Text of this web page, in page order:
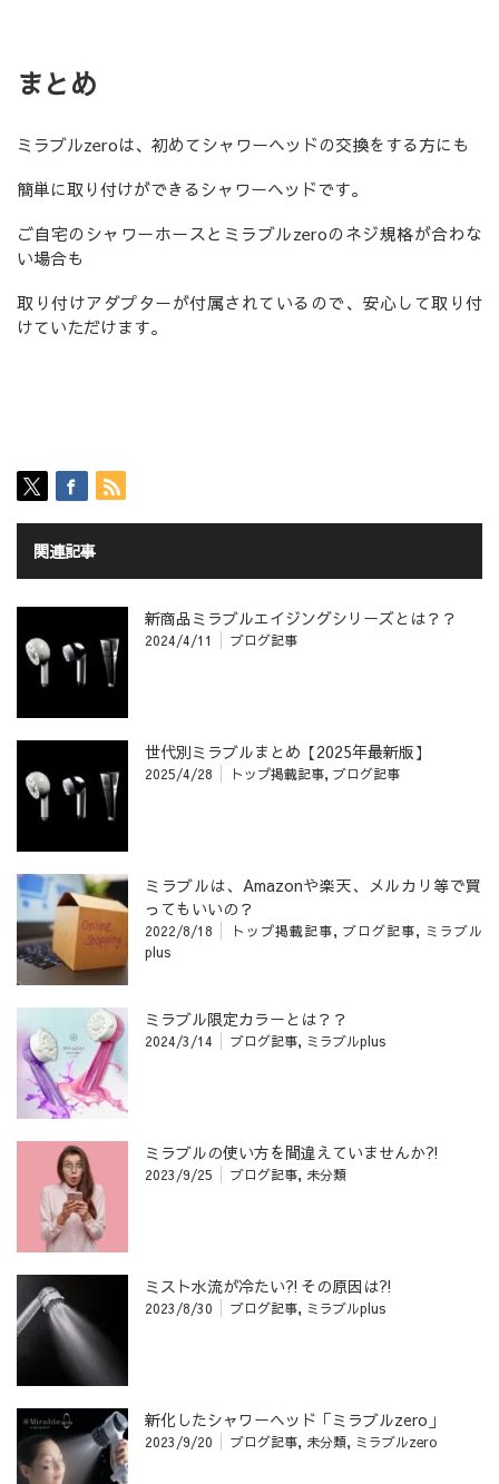
まとめ
ミラブルzeroは、初めてシャワーヘッドの交換をする方にも
簡単に取り付けができるシャワーヘッドです。
ご自宅のシャワーホースとミラブルzeroのネジ規格が合わな
い場合も
取り付けアダプターが付属されているので、安心して取り付
けていただけます。
関連記事
新商品ミラブルエイジングシリーズとは？？
2024/4/11 ブログ記事
世代別ミラブルまとめ【2025年最新版】
2025/4/28 トップ掲載記事, ブログ記事
ミラブルは、Amazonや楽天、メルカリ等で買
ってもいいの？
2022/8/18 トップ掲載記事, ブログ記事, ミラブル
plus
ミラブル限定カラーとは？？
2024/3/14 ブログ記事, ミラブルplus
ミラブルの使い方を間違えていませんか⁈
2023/9/25 ブログ記事, 未分類
ミスト水流が冷たい⁈その原因は⁈
2023/8/30 ブログ記事, ミラブルplus
新化したシャワーヘッド「ミラブルzero」
2023/9/20 ブログ記事, 未分類, ミラブルzero